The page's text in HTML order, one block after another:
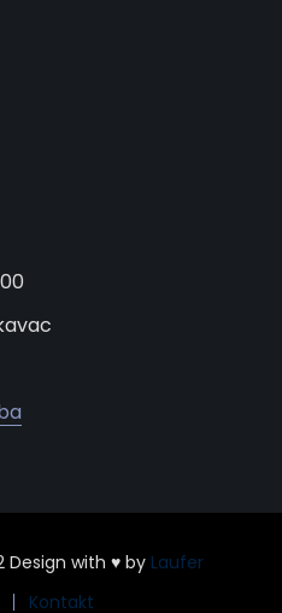
Design with ♥ by Laufer
Kontakt